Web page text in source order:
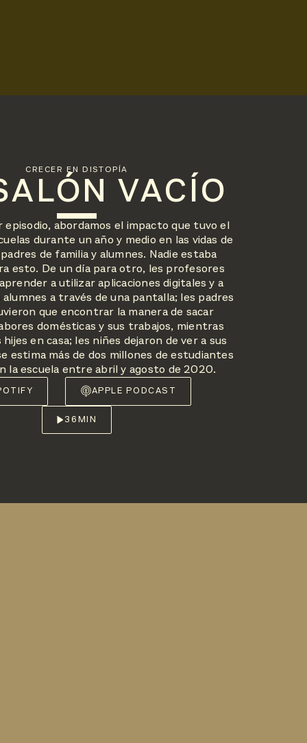
CRECER EN DISTOPÍAVACÍO
abordamos el impacto que tuvo el
durante un año y medio en las vidas de
de familia y alumnes. Nadie estaba
esto. De un día para otro, les profesores
a utilizar aplicaciones digitales y a
a través de una pantalla; les padres
que encontrar la manera de sacar
domésticas y sus trabajos, mientras
hijes en casa; les niñes dejaron de ver a sus
estima más de dos millones de estudiantes
la escuela entre abril y agosto de 2020.
APPLE PODCAST
36MIN